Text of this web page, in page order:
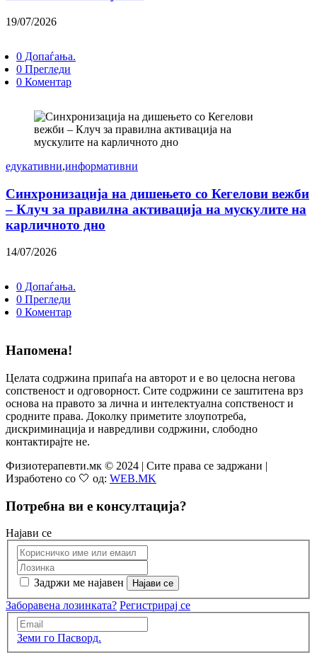
19/07/2026
0 Допаѓања.
0 Прегледи
0 Коментар
едукативни,информативни
Синхронизација на дишењето со Кегелови вежби
– Клуч за правилна активација на мускулите на
карличното дно
14/07/2026
0 Допаѓања.
0 Прегледи
0 Коментар
Напомена!
Целата содржина припаѓа на авторот и е во целосна негова
сопственост и одговорност. Сите содржини се заштитена врз
основа на правото за лична и интелектуална сопственост и
сродните права. Доколку приметите злоупотреба,
дискриминација и навредливи содржини, слободно
контактирајте не.
Физиотерапевти.мк © 2024 | Сите права се задржани |
Изработено со 🤍 од: WEB.MK
Потребна ви е консултација?
Најави се
Задржи ме најавен
Заборавена лозинката? Регистрирај се
Земи го Пасворд.